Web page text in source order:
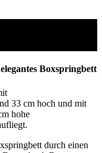
Boxspringbett
33 cm hoch und mit
hohe
durch einen